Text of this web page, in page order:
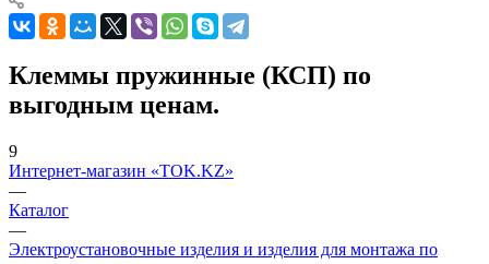
Клеммы пружинные (КСП) по
выгодным ценам.
9
Интернет-магазин «TOK.KZ»
—
Каталог
—
Электроустановочные изделия и изделия для монтажа по